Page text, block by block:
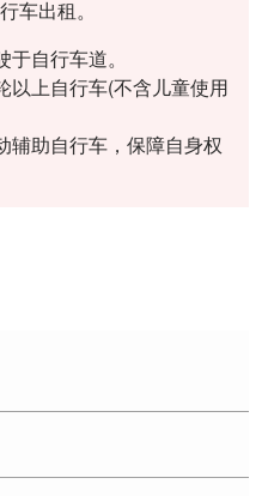
车出租。
自行车道。
以上自行车(不含儿童使用
辅助自行车，保障自身权